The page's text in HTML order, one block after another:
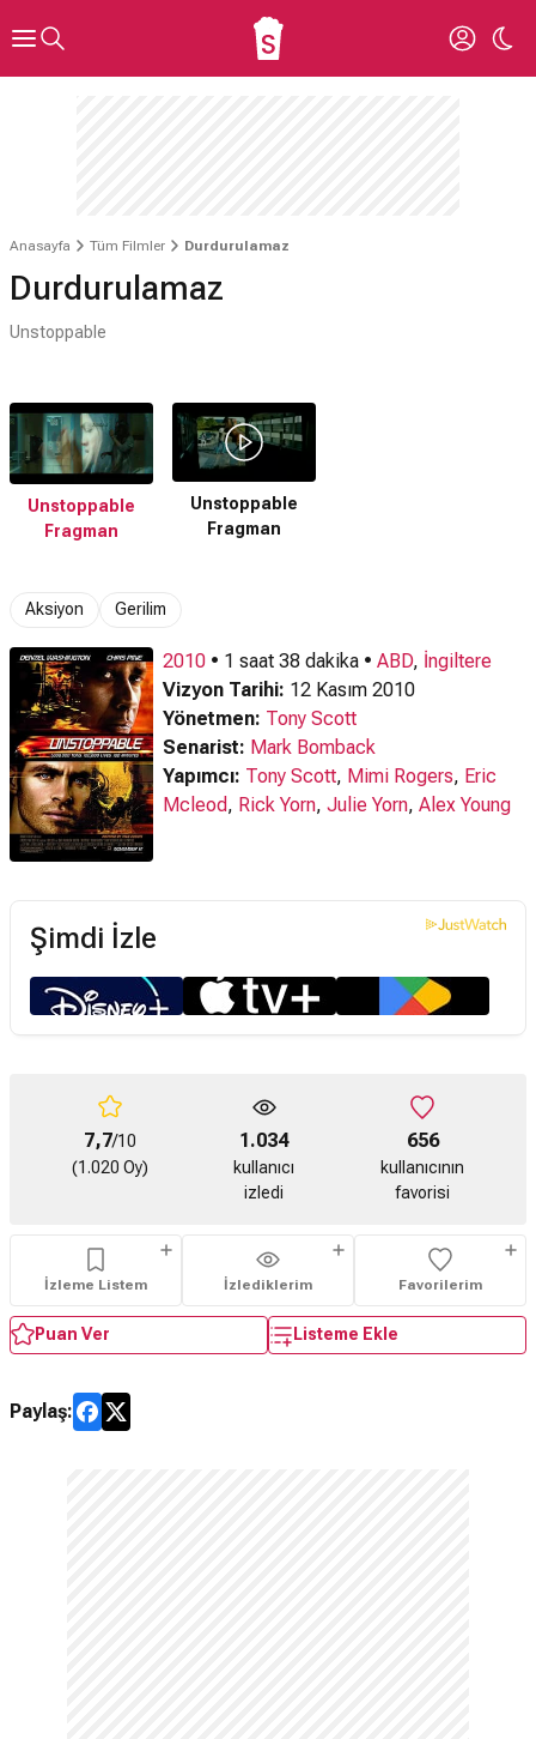
Anasayfa Tüm Filmler Durdurulamaz
Durdurulamaz
Unstoppable
Unstoppable
Fragman
Unstoppable
Fragman
Aksiyon Gerilim
2010 • 1 saat 38 dakika • ABD, İngiltere
Vizyon Tarihi: 12 Kasım 2010
Yönetmen: Tony Scott
Senarist: Mark Bomback
Yapımcı: Tony Scott, Mimi Rogers, Eric
Mcleod, Rick Yorn, Julie Yorn, Alex Young
Şimdi İzle
7,7/10
(1.020 Oy)
1.034
kullanıcı
izledi
656
kullanıcının
favorisi
İzleme Listem İzlediklerim Favorilerim
Puan Ver Listeme Ekle
Paylaş: